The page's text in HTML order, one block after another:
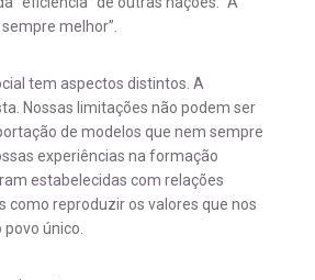
melhor”.
tem aspectos distintos. A
Nossas limitações não podem ser
de modelos que nem sempre
experiências na formação
estabelecidas com relações
como reproduzir os valores que nos
único.